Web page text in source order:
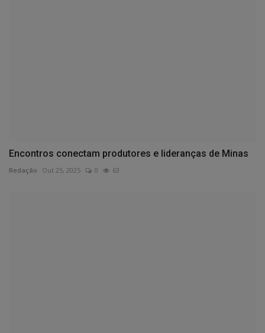
Encontros conectam produtores e lideranças de Minas
Redação Out 25, 2025 0 63